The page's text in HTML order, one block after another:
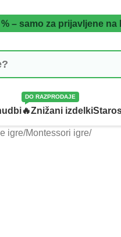
– samo za prijavljene
🔥Znižani izdelki
DO RAZPRODAJE
igre/Montessori igre/